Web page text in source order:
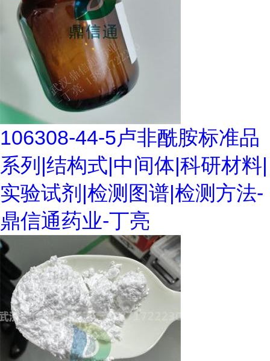
106308-44-5卢非酰胺标准品
系列|结构式|中间体|科研材料|
实验试剂|检测图谱|检测方法-
鼎信通药业-丁亮